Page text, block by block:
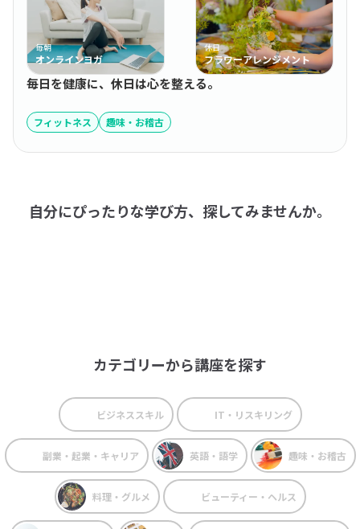
毎朝
オンラインヨガ
休日
フラワーアレンジメント
毎日を健康に、休日は心を整える。
フィットネス 趣味・お稽古
自分にぴったりな学び方、探してみませんか。
カテゴリーから講座を探す
ビジネススキル IT・リスキリング
副業・起業・キャリア 英語・語学 趣味・お稽古
料理・グルメ ビューティー・ヘルス